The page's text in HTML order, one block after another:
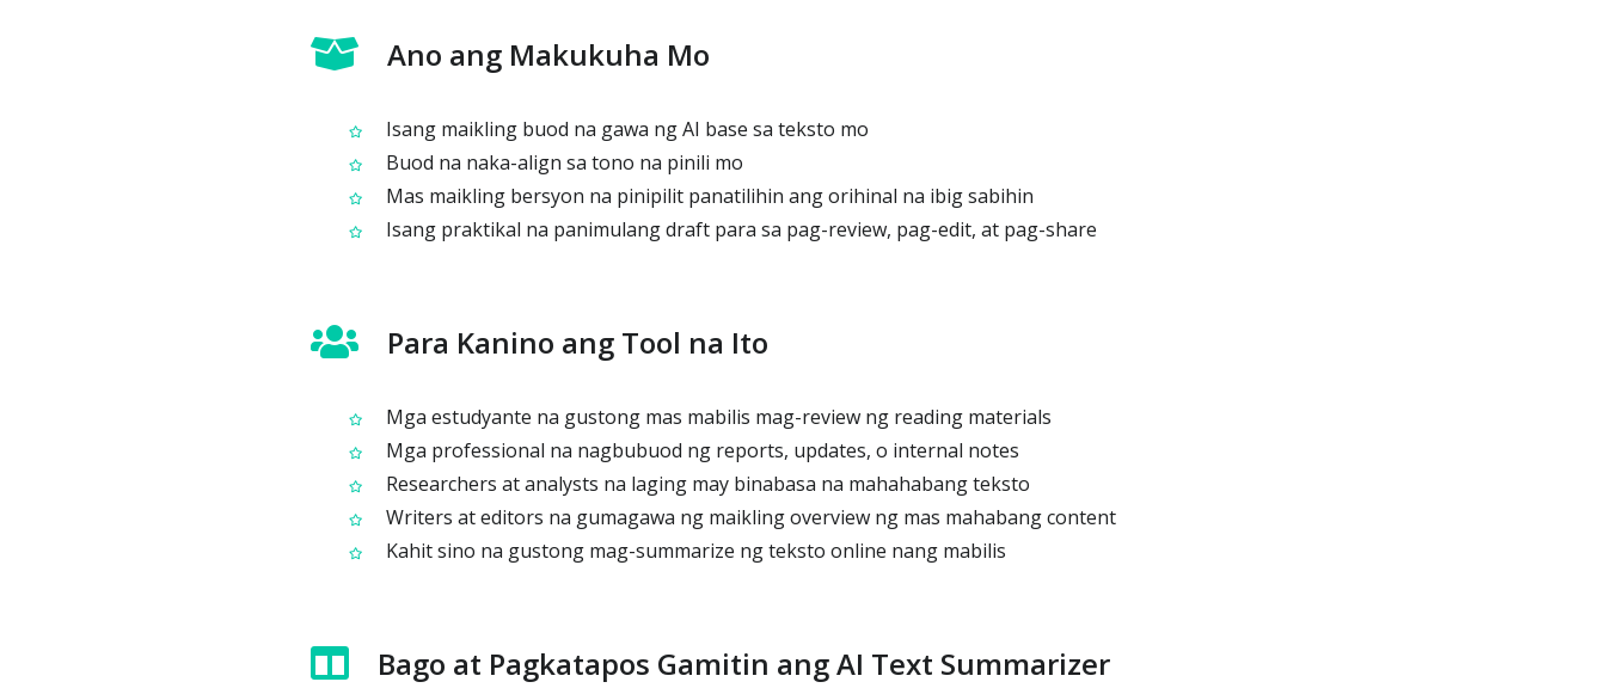
Ano ang Makukuha Mo
Isang maikling buod na gawa ng AI base sa teksto mo
Buod na naka-align sa tono na pinili mo
Mas maikling bersyon na pinipilit panatilihin ang orihinal na ibig sabihin
Isang praktikal na panimulang draft para sa pag-review, pag-edit, at pag-share
Para Kanino ang Tool na Ito
Mga estudyante na gustong mas mabilis mag-review ng reading materials
Mga professional na nagbubuod ng reports, updates, o internal notes
Researchers at analysts na laging may binabasa na mahahabang teksto
Writers at editors na gumagawa ng maikling overview ng mas mahabang content
Kahit sino na gustong mag-summarize ng teksto online nang mabilis
Bago at Pagkatapos Gamitin ang AI Text Summarizer